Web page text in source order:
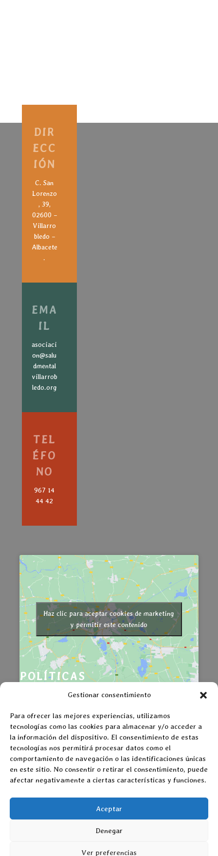
Gestionar consentimiento
Para ofrecer las mejores experiencias, utilizamos
tecnologías como las cookies para almacenar y/o acceder a
la información del dispositivo. El consentimiento de estas
tecnologías nos permitirá procesar datos como el
comportamiento de navegación o las identificaciones únicas
en este sitio. No consentir o retirar el consentimiento, puede
afectar negativamente a ciertas características y funciones.
Aceptar
Denegar
Ver preferencias
DIR
ECC
IÓN
C. San
Lorenzo
, 39,
02600 –
Villarro
bledo –
Albacete
.
EMA
IL
asociaci
on@salu
dmental
villarrob
ledo.org
TEL
ÉFO
NO
967 14
44 42
Haz clic para aceptar cookies de marketing
y permitir este contenido
POLÍTICAS
Políticas de Privacidad
personales
Políticas de Cookies
ASOCIACIÓN
Sobre Nosotros